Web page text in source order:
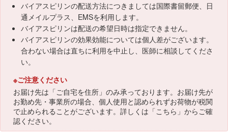
バイアスピリンの配送方法につきましては国際書留郵便、日
通メイルプラス、EMSを利用します。
バイアスピリンは配送の希望日時は指定できません。
バイアスピリンの効果効能については個人差がございます。
合わない場合は直ちに利用を中止し、医師に相談してくださ
い。
※ご注意ください
お届け先は「ご自宅を住所」のみ承っております。お届け先が
お勤め先・事業所の場合、個人使用と認められずお荷物が税関
で止められることがございます。詳しくは「こちら 」からご確
認ください。